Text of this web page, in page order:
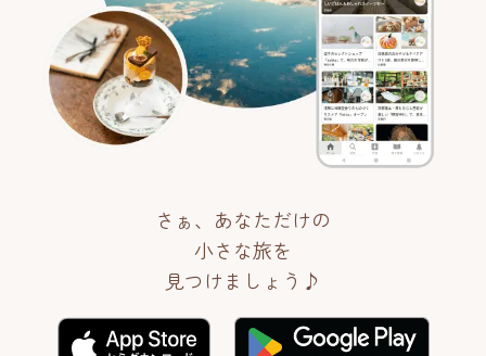
さぁ、あなただけの
小さな旅を
見つけましょう♪